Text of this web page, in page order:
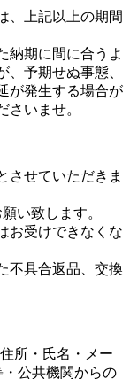
、上記以上の期間
納期に間に合うよ
、予期せぬ事態、
が発生する場合が
さいませ。
させていただきま
い致します。
お受けできなくな
不具合返品、交換
所・氏名・メー
公共機関からの